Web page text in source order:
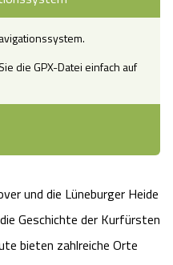
Bauernhof
Hund
Heide
Berge
Kart & Bowl
Celle
Celle
Celle
und die Lüneburger Heide
Geschichte der Kurfürsten
bieten zahlreiche Orte
die GPX-Datei einfach auf